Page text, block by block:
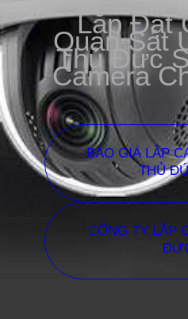
Lắp Đặt
Quan Sát
Thủ Đức
Camera
BÁO GIÁ LẮP
THỦ
CÔNG TY LẮP